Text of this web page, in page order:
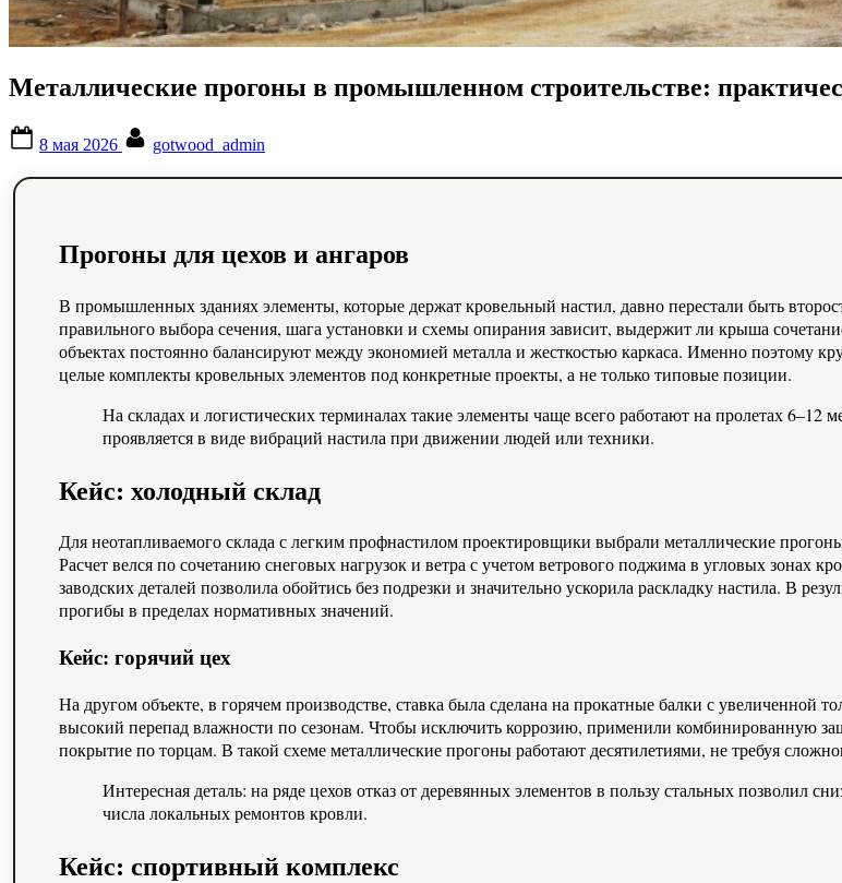
Металлические прогоны в промышленном строительстве:
on
8 мая 2026 gotwood_admin
Прогоны для цехов и ангаров
В промышленных зданиях элементы, которые держат кровельный настил, давно перестали быть
правильного выбора сечения, шага установки и схемы опирания зависит, выдержит ли крыша
объектах постоянно балансируют между экономией металла и жесткостью каркаса. Именно поэтому
целые комплекты кровельных элементов под конкретные проекты, а не только типовые позиции.
На складах и логистических терминалах такие элементы чаще всего работают на пролетах
проявляется в виде вибраций настила при движении людей или техники.
Кейс: холодный склад
Для неотапливаемого склада с легким профнастилом проектировщики выбрали металлические
Расчет велся по сочетанию снеговых нагрузок и ветра с учетом ветрового поджима в угловых зонах
заводских деталей позволила обойтись без подрезки и значительно ускорила раскладку настила. В
прогибы в пределах нормативных значений.
Кейс: горячий цех
На другом объекте, в горячем производстве, ставка была сделана на прокатные балки с увеличенной
высокий перепад влажности по сезонам. Чтобы исключить коррозию, применили комбинированную
покрытие по торцам. В такой схеме металлические прогоны работают десятилетиями, не требуя
Интересная деталь: на ряде цехов отказ от деревянных элементов в пользу стальных позволил
числа локальных ремонтов кровли.
Кейс: спортивный комплекс